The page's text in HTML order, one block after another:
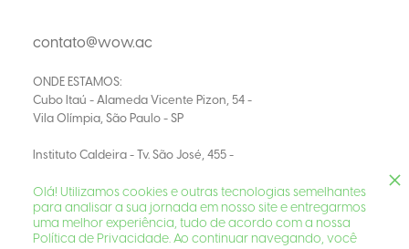
contato@wow.ac
ONDE ESTAMOS:
Cubo Itaú - Alameda Vicente Pizon, 54 -
Vila Olímpia, São Paulo - SP
Instituto Caldeira - Tv. São José, 455 -
© 2026 WOW Aceleradora de Startups
Desenvolvido por
Olá! Utilizamos cookies e outras tecnologias semelhantes
para analisar a sua jornada em nosso site e entregarmos
uma melhor experiência, tudo de acordo com a nossa
Política de Privacidade. Ao continuar navegando, você